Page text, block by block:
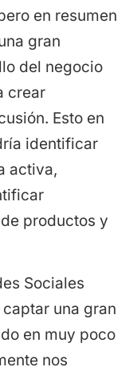
en resumen
gran
del negocio
crear
Esto en
identificar
activa,
productos y
Sociales
una gran
en muy poco
nos